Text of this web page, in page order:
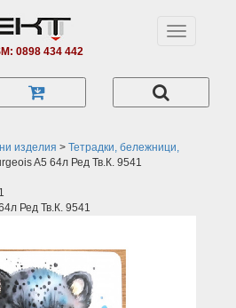
0898 434 442
Toggle
изделия > Тетрадки, бележници,
A5 64л Ред Тв.К. 9541
Ред Тв.К. 9541